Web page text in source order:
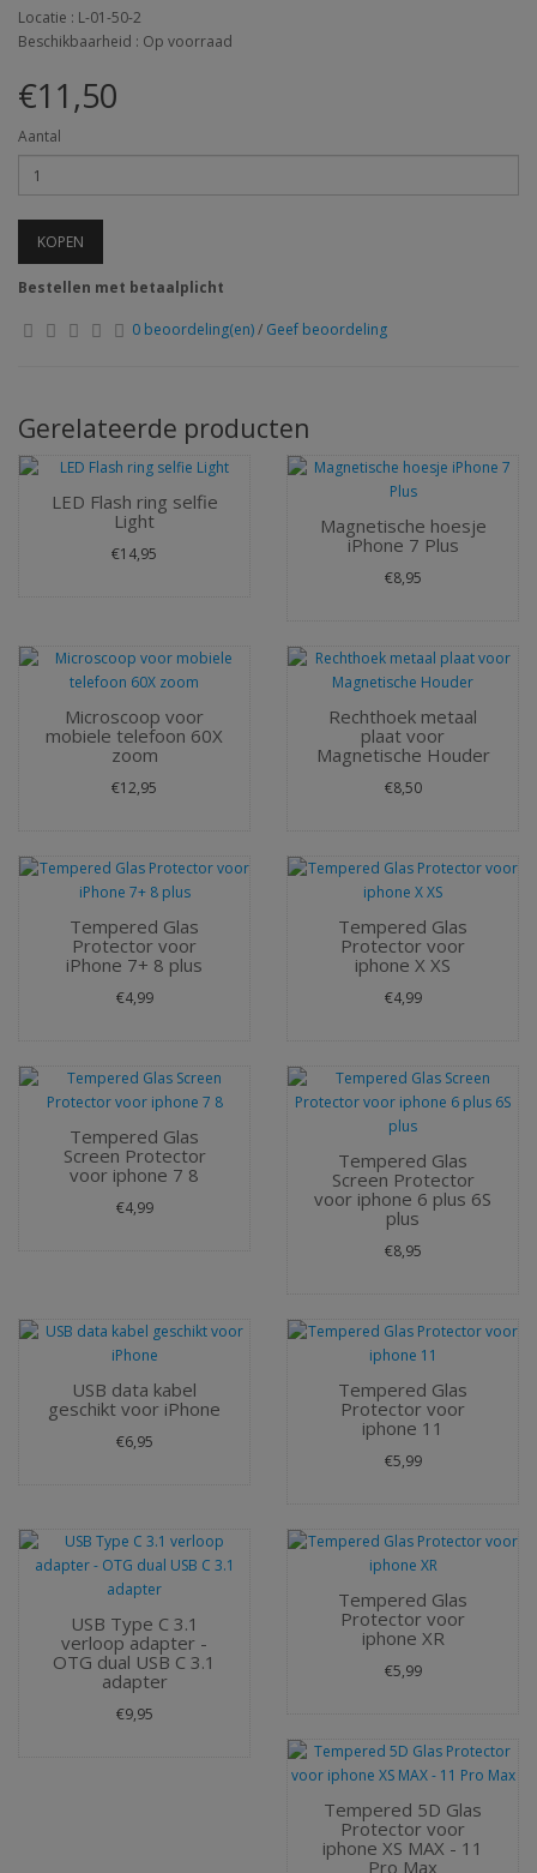
Locatie : L-01-50-2
Beschikbaarheid : Op voorraad
€11,50
Aantal
KOPEN
Bestellen met betaalplicht
0 beoordeling(en)/ Geef beoordeling
Gerelateerde producten
LED Flash ring selfie
Light
€14,95
Magnetische hoesje
iPhone 7 Plus
€8,95
Microscoop voor
mobiele telefoon 60X
zoom
€12,95
Rechthoek metaal
plaat voor
Magnetische Houder
€8,50
Tempered Glas
Protector voor
iPhone 7+ 8 plus
€4,99
Tempered Glas
Protector voor
iphone X XS
€4,99
Tempered Glas
Screen Protector
voor iphone 7 8
€4,99
Tempered Glas
Screen Protector
voor iphone 6 plus 6S
plus
€8,95
USB data kabel
geschikt voor iPhone
€6,95
Tempered Glas
Protector voor
iphone 11
€5,99
USB Type C 3.1
verloop adapter -
OTG dual USB C 3.1
adapter
€9,95
Tempered Glas
Protector voor
iphone XR
€5,99
Tempered 5D Glas
Protector voor
iphone XS MAX - 11
Pro Max